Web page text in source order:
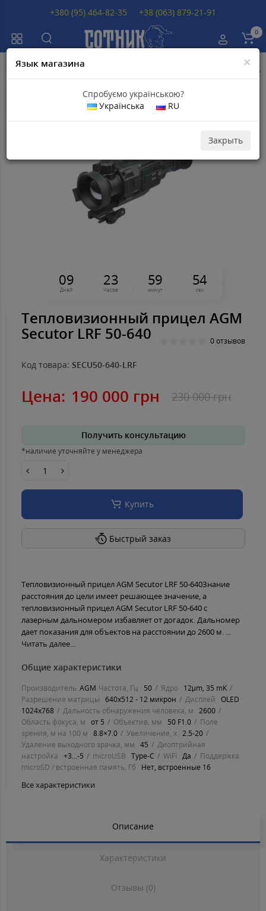
0
Тепловизионные прицелы AGM
×
Язык магазина
Спробуємо українською?
Українська
RU
Закрыть
09
Дней
23
Часов
59
минут
54
сек
Тепловизионный прицел AGM
Secutor LRF 50-640 0 отзывов
Код товара: SECU50-640-LRF
Цена: 190 000 грн 230 000 грн
Получить консультацию
*наличие уточняйте у менеджера
Купить
Быстрый заказ
Тепловизионный прицел AGM Secutor LRF 50-640Знание
расстояния до цели имеет решающее значение, а
тепловизионный прицел AGM Secutor LRF 50-640 с
лазерным дальномером избавляет от догадок. Дальномер
дает показания для объектов на расстоянии до 2600 м. ...
Читать далее...
Общие характеристики
Производитель AGM Частота, Гц 50 Ядро 12μm, 35 mK
Разрешение матрицы 640x512 - 12 микрон Дисплей OLED
1024х768
Дальность обнаружения человека, м 2600
Область фокуса, м от 5 Объектив, мм 50 F1.0
Поле
зрения, м на 100 м 8.8×7.0 Увеличение, х 2.5-20
Удаление выходного зрачка, мм 45
Диоптрийная
настройка +3...-5 microUSB Type-C WiFi Да
Поддержка
microSD / встроенная память, Гб
Нет, встроенные 16
Все характеристики
Описание
Характеристики
Отзывы (0)
+380 (95) 464-82-35 +38 (063) 879-21-91